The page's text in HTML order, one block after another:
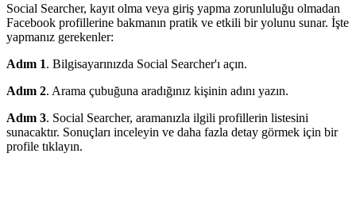
Social Searcher, kayıt olma veya giriş yapma zorunluluğu olmadan
Facebook profillerine bakmanın pratik ve etkili bir yolunu sunar. İşte
yapmanız gerekenler:
Adım 1. Bilgisayarınızda Social Searcher'ı açın.
Adım 2. Arama çubuğuna aradığınız kişinin adını yazın.
Adım 3. Social Searcher, aramanızla ilgili profillerin listesini
sunacaktır. Sonuçları inceleyin ve daha fazla detay görmek için bir
profile tıklayın.